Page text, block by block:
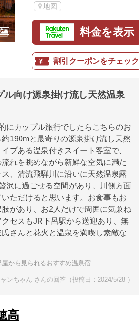
地図
料金を表示
割引クーポンをチェック
向け源泉掛け流し天然温泉
にカップル旅行でしたらこちらのお
190mと最寄りの源泉掛け流し天然
プある温泉付きスイート客室で、
れを眺めながら新鮮な空気に満た
、清流飛騨川に沿いに天然温泉露
沢に過ごせる空間があり、川側方面
ただけると思います。お食事もお
があり、お2人だけで周囲に気兼ね
セスもJR下呂駅から送迎あり、無
さんと花火と温泉を満喫し素敵な
から見られるおすすめ温泉宿
ンちゃん さんの回答（投稿日：2024/5/28 ）
高